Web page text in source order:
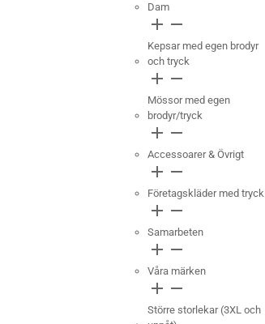
Dam
add remove
Kepsar med egen brodyr
och tryck
add remove
Mössor med egen
brodyr/tryck
add remove
Accessoarer & Övrigt
add remove
Företagskläder med tryck
add remove
Samarbeten
add remove
Våra märken
add remove
Större storlekar (3XL och